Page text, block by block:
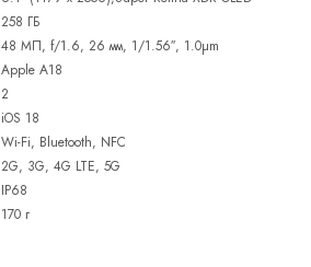
258 ГБ
48 МП, f/1.6, 26 мм, 1/1.56″, 1.0µm
Apple A18
2
iOS 18
Wi-Fi, Bluetooth, NFC
2G, 3G, 4G LTE, 5G
IP68
170 г